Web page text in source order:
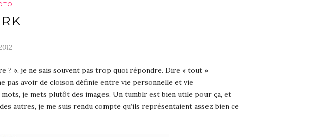
? », je ne sais souvent pas trop quoi répondre. Dire « tout »
pas avoir de cloison définie entre vie personnelle et vie
je mets plutôt des images. Un tumblr est bien utile pour ça, et
autres, je me suis rendu compte qu’ils représentaient assez bien ce